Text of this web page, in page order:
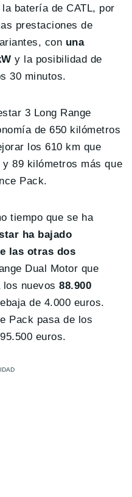
batería de CATL, por
prestaciones de
con una
y la posibilidad de
30 minutos.
3 Long Range
de 650 kilómetros
los 610 km que
89 kilómetros más que
Pack.
tiempo que se ha
ha bajado
las otras dos
Dual Motor que
los nuevos88.900
de 4.000 euros.
Pack pasa de los
euros.